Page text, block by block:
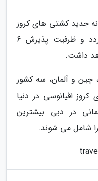
جدید کشتی های کروز
دبی در اکتبر سال 2020 شروع گردد و ظرفیت پذیرش 6
داشت.
تا 2016، آمریکا، چین و آلمان، سه کشور
اقیانوسی در دنیا
در دبی بیشترین
شامل می شوند.